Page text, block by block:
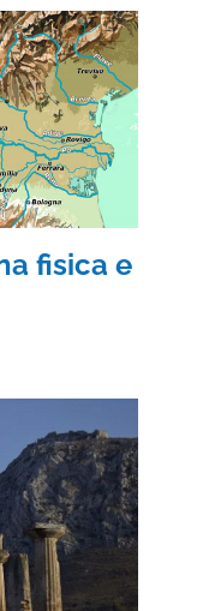
fisica e